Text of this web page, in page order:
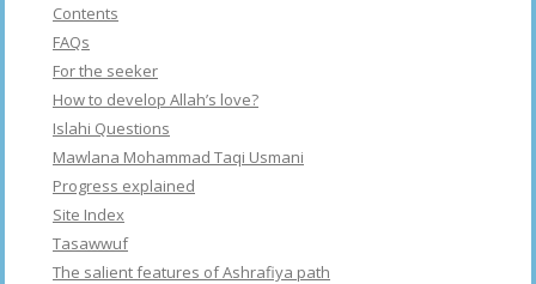
Contents
FAQs
For the seeker
How to develop Allah’s love?
Islahi Questions
Mawlana Mohammad Taqi Usmani
Progress explained
Site Index
Tasawwuf
The salient features of Ashrafiya path